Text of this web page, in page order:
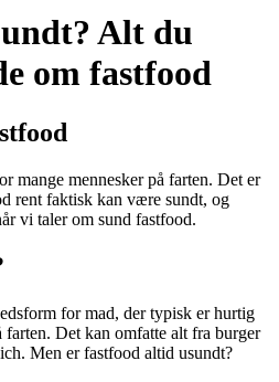
Alt du
om fastfood
mange mennesker på farten. Det er
rent faktisk kan være sundt, og
vi taler om sund fastfood.
for mad, der typisk er hurtig
farten. Det kan omfatte alt fra burger
Men er fastfood altid usundt?